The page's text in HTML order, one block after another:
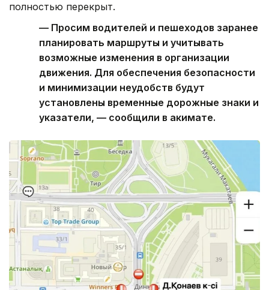
полностью перекрыт.
— Просим водителей и пешеходов заранее
планировать маршруты и учитывать
возможные изменения в организации
движения. Для обеспечения безопасности
и минимизации неудобств будут
установлены временные дорожные знаки и
указатели, — сообщили в акимате.